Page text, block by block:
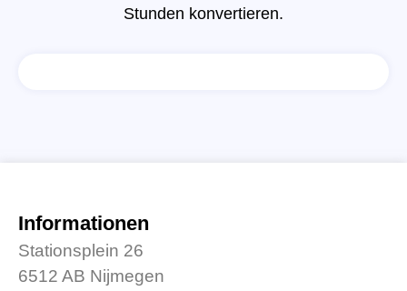
Stunden konvertieren.
Informationen
Stationsplein 26
6512 AB Nijmegen